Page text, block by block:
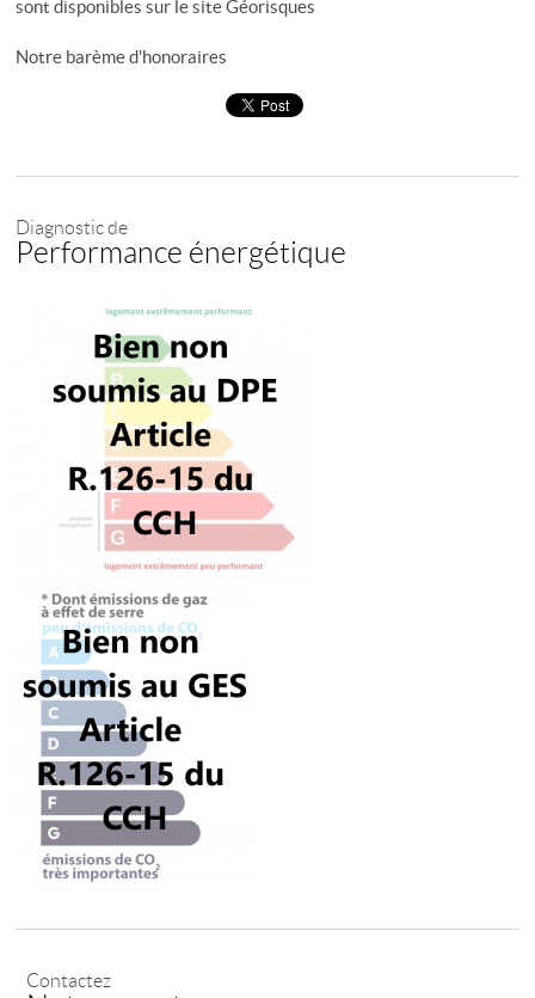
sont disponibles sur le siteGéorisques
Notre barème d'honoraires
Diagnostic de
Performance énergétique
Contactez